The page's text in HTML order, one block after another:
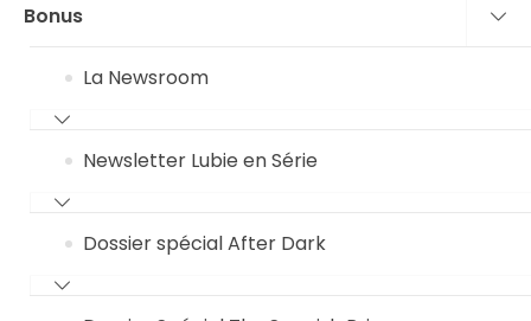
Bonus
La Newsroom
Newsletter Lubie en Série
Dossier spécial After Dark